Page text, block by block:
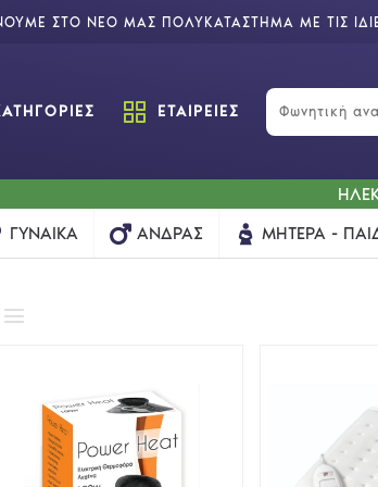
ΣΤΟ ΝΕΟ ΜΑΣ ΠΟΛΥΚΑΤΑΣΤΗΜΑ ΜΕ ΤΙΣ
ΕΤΑΙΡΕΙΕΣ
ΓΥΝΑΊΚΑ ΆΝΔΡΑΣ ΜΗΤΈΡΑ -